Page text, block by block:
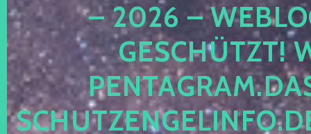
– 2026 –
ESCHÜTZT!